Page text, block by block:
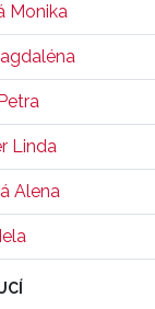
Monika
Linda
Alena